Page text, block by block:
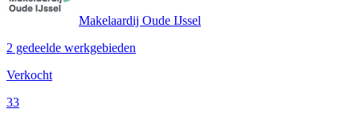
Makelaardij Oude IJssel
2 gedeelde werkgebieden
Verkocht
33